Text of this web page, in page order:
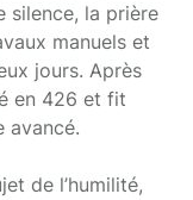
silence, la prière
manuels et
jours. Après
en 426 et fit
avancé.
de l’humilité,